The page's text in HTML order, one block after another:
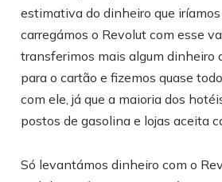
estimativa do dinheiro que
carregámos o Revolut com esse
transferimos mais algum dinheiro
para o cartão e fizemos quase
com ele, já que a maioria dos
postos de gasolina e lojas aceita
Só levantámos dinheiro com o